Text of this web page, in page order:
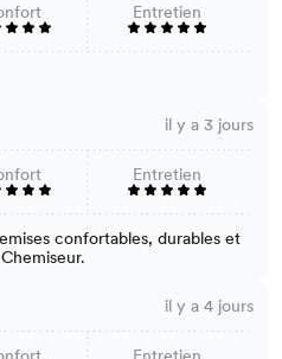
Entretien
il y a 3 jours
Entretien
confortables, durables et
il y a 4 jours
Entretien